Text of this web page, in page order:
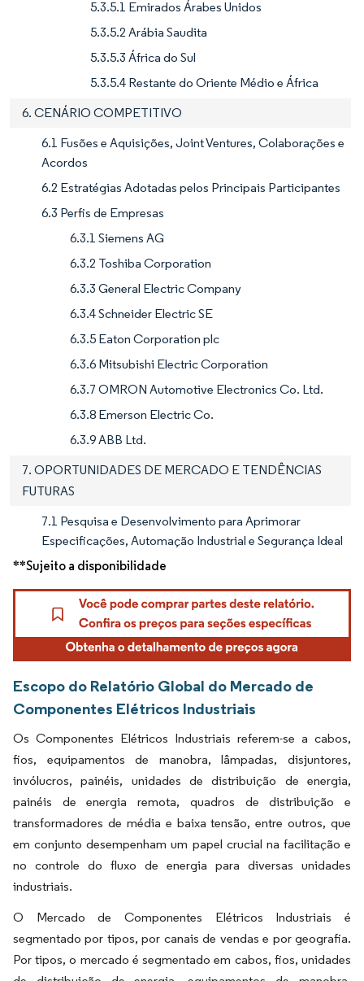
5.3.5.1 Emirados Árabes Unidos
5.3.5.2 Arábia Saudita
5.3.5.3 África do Sul
5.3.5.4 Restante do Oriente Médio e África
6. CENÁRIO COMPETITIVO
6.1 Fusões e Aquisições, Joint Ventures, Colaborações e
Acordos
6.2 Estratégias Adotadas pelos Principais Participantes
6.3 Perfis de Empresas
6.3.1 Siemens AG
6.3.2 Toshiba Corporation
6.3.3 General Electric Company
6.3.4 Schneider Electric SE
6.3.5 Eaton Corporation plc
6.3.6 Mitsubishi Electric Corporation
6.3.7 OMRON Automotive Electronics Co. Ltd.
6.3.8 Emerson Electric Co.
6.3.9 ABB Ltd.
7. OPORTUNIDADES DE MERCADO E TENDÊNCIAS
FUTURAS
7.1 Pesquisa e Desenvolvimento para Aprimorar
Especificações, Automação Industrial e Segurança Ideal
**Sujeito a disponibilidade
Escopo do Relatório Global do Mercado de
Componentes Elétricos Industriais
Os Componentes Elétricos Industriais referem-se a cabos,
fios, equipamentos de manobra, lâmpadas, disjuntores,
invólucros, painéis, unidades de distribuição de energia,
painéis de energia remota, quadros de distribuição e
transformadores de média e baixa tensão, entre outros, que
em conjunto desempenham um papel crucial na facilitação e
no controle do fluxo de energia para diversas unidades
industriais.
O Mercado de Componentes Elétricos Industriais é
segmentado por tipos, por canais de vendas e por geografia.
Por tipos, o mercado é segmentado em cabos, fios, unidades